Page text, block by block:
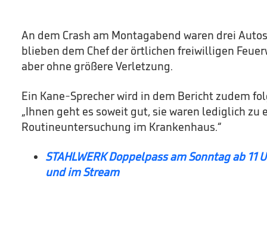
An dem Crash am Montagabend waren drei
blieben dem Chef der örtlichen freiwilligen
aber ohne größere Verletzung.
Ein Kane-Sprecher wird in dem Bericht zudem
„Ihnen geht es soweit gut, sie waren lediglich zu
Routineuntersuchung im Krankenhaus.“
STAHLWERK Doppelpass am Sonntag ab 11
und im Stream